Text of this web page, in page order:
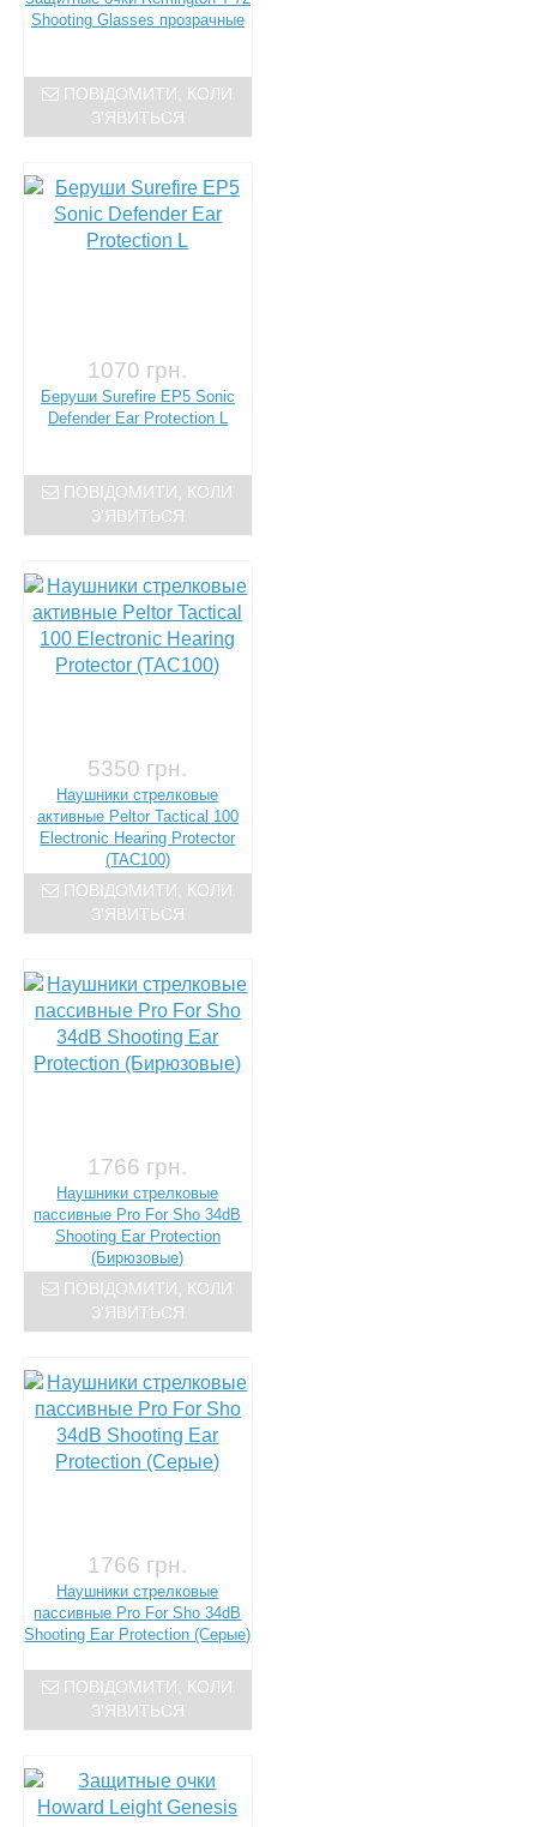
Shooting Glasses прозрачные
ПОВІДОМИТИ, КОЛИ
З'ЯВИТЬСЯ
1070 грн.
Беруши Surefire EP5 Sonic
Defender Ear Protection L
ПОВІДОМИТИ, КОЛИ
З'ЯВИТЬСЯ
5350 грн.
Наушники стрелковые
активные Peltor Tactical 100
Electronic Hearing Protector
(TAC100)
ПОВІДОМИТИ, КОЛИ
З'ЯВИТЬСЯ
1766 грн.
Наушники стрелковые
пассивные Pro For Sho 34dB
Shooting Ear Protection
(Бирюзовые)
ПОВІДОМИТИ, КОЛИ
З'ЯВИТЬСЯ
1766 грн.
Наушники стрелковые
пассивные Pro For Sho 34dB
Shooting Ear Protection (Серые)
ПОВІДОМИТИ, КОЛИ
З'ЯВИТЬСЯ